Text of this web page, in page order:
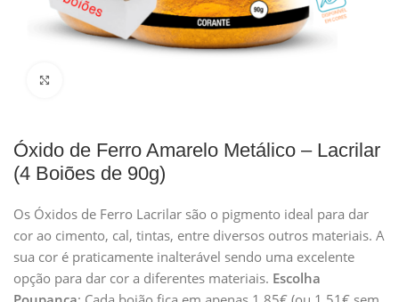
Óxido de Ferro Amarelo Metálico – Lacrilar
(4 Boiões de 90g)
Os Óxidos de Ferro Lacrilar são o pigmento ideal para dar
cor ao cimento, cal, tintas, entre diversos outros materiais. A
sua cor é praticamente inalterável sendo uma excelente
opção para dar cor a diferentes materiais. Escolha